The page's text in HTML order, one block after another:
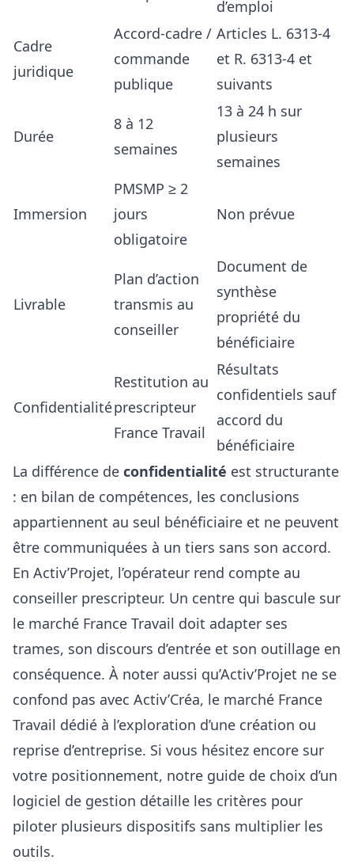
d’emploi
Cadre
juridique
Accord-cadre /
commande
publique
Articles L. 6313-4
et R. 6313-4 et
suivants
Durée
8 à 12
semaines
13 à 24 h sur
plusieurs
semaines
Immersion
PMSMP ≥ 2
jours
obligatoire
Non prévue
Livrable
Plan d’action
transmis au
conseiller
Document de
synthèse
propriété du
bénéficiaire
Confidentialité
Restitution au
prescripteur
France Travail
Résultats
confidentiels sauf
accord du
bénéficiaire
La différence de confidentialité est structurante
: en bilan de compétences, les conclusions
appartiennent au seul bénéficiaire et ne peuvent
être communiquées à un tiers sans son accord.
En Activ’Projet, l’opérateur rend compte au
conseiller prescripteur. Un centre qui bascule sur
le marché France Travail doit adapter ses
trames, son discours d’entrée et son outillage en
conséquence. À noter aussi qu’Activ’Projet ne se
confond pas avec Activ’Créa, le marché France
Travail dédié à l’exploration d’une création ou
reprise d’entreprise. Si vous hésitez encore sur
votre positionnement, notre guide de choix d’un
logiciel de gestion détaille les critères pour
piloter plusieurs dispositifs sans multiplier les
outils.